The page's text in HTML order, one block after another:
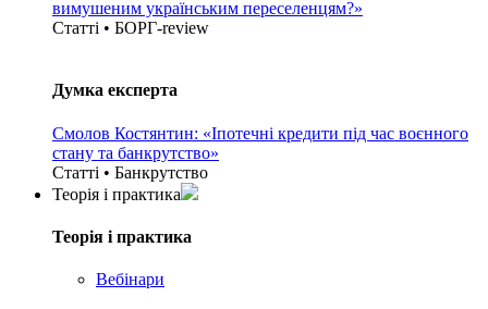
вимушеним українським переселенцям?»
Статті • БОРГ-review
Думка експерта
Смолов Костянтин: «Іпотечні кредити під час воєнного
стану та банкрутство»
Статті • Банкрутство
Теорія i практика
Теорія i практика
Вебінари